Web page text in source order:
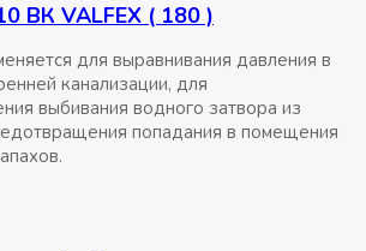
ВК VALFEX ( 180 )
для выравнивания давления в
канализации, для
выбивания водного затвора из
попадания в помещения